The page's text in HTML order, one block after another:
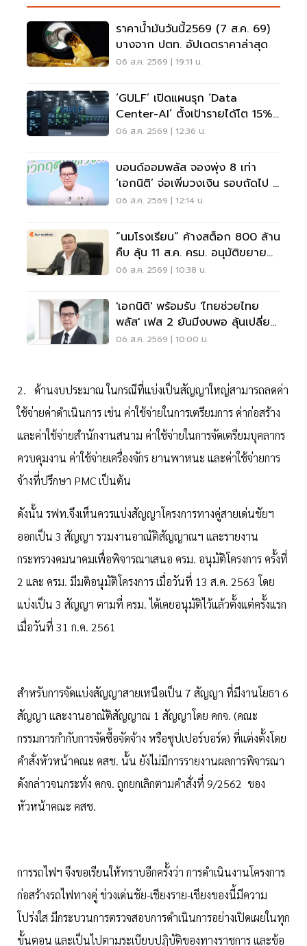
ราคาน้ำมันวันนี้2569 (7 ส.ค. 69)
บางจาก ปตท. อัปเดตราคาล่าสุด
06 ส.ค. 2569 | 19:11 น.
‘GULF’ เปิดแผนรุก ‘Data
Center-AI’ ตั้งเป้ารายได้โต 15%
เดินหน้าลงทุนยุโรป
06 ส.ค. 2569 | 12:36 น.
บอนด์ออมพลัส จองพุ่ง 8 เท่า
‘เอกนิติ’ จ่อเพิ่มวงเงิน รอบถัดไป 4
ก.ย.นี้
06 ส.ค. 2569 | 12:14 น.
“นมโรงเรียน” ค้างสต็อก 800 ล้าน
คืบ ลุ้น 11 ส.ค. ครม. อนุมัติขยาย
ถึง ม.3
06 ส.ค. 2569 | 10:38 น.
'เอกนิติ' พร้อมรับ 'ไทยช่วยไทย
พลัส' เฟส 2 ยันมีงบพอ ลุ้นเปลี่ยน
สูตรคืน 'คนละครึ่ง'
06 ส.ค. 2569 | 10:00 น.
2. ด้านงบประมาณ ในกรณีที่แบ่งเป็นสัญญาใหญ่สามารถลดค่า
ใช้จ่ายค่าดำเนินการ เช่น ค่าใช้จ่ายในการเตรียมการ ค่าก่อสร้าง
และค่าใช้จ่ายสำนักงานสนาม ค่าใช้จ่ายในการจัดเตรียมบุคลากร
ควบคุมงาน ค่าใช้จ่ายเครื่องจักร ยานพาหนะ และค่าใช้จ่ายการ
จ้างที่ปรึกษา PMC เป็นต้น
ดังนั้น รฟท.จึงเห็นควรแบ่งสัญญาโครงการทางคู่สายเด่นชัยฯ
ออกเป็น 3 สัญญา รวมงานอาณัติสัญญาณฯ และรายงาน
กระทรวงคมนาคมเพื่อพิจารณาเสนอ ครม. อนุมัติโครงการ ครั้งที่
2 และ ครม. มีมติอนุมัติโครงการ เมื่อวันที่ 13 ส.ค. 2563 โดย
แบ่งเป็น 3 สัญญา ตามที่ ครม. ได้เคยอนุมัติไว้แล้วตั้งแต่ครั้งแรก
เมื่อวันที่ 31 ก.ค. 2561
​สำหรับการจัดแบ่งสัญญาสายเหนือเป็น 7 สัญญา ที่มีงานโยธา 6
สัญญา และงานอาณัติสัญญาณ 1 สัญญาโดย คกจ. (คณะ
กรรมการกำกับการจัดซื้อจัดจ้าง หรือซุปเปอร์บอร์ด) ที่แต่งตั้งโดย
คำสั่งหัวหน้าคณะ คสช. นั้น ยังไม่มีการรายงานผลการพิจารณา
ดังกล่าวจนกระทั่ง คกจ. ถูกยกเลิกตามคำสั่งที่ 9/2562 ของ
หัวหน้าคณะ คสช.
การรถไฟฯ จึงขอเรียนให้ทราบอีกครั้งว่า การดำเนินงานโครงการ
ก่อสร้างรถไฟทางคู่ ช่วงเด่นชัย-เชียงราย-เชียงของนี้มีความ
โปร่งใส มีกระบวนการตรวจสอบการดำเนินการอย่างเปิดเผยในทุก
ขั้นตอน และเป็นไปตามระเบียบปฏิบัติของทางราชการ และข้อ